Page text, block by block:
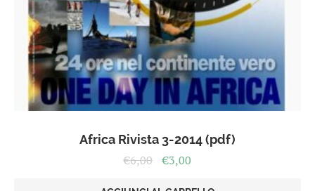
Africa Rivista 3-2014 (pdf)
€6,00 Il
€3,00